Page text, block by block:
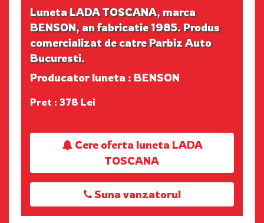
Luneta LADA TOSCANA, marca
BENSON, an fabricatie 1985. Produs
comercializat de catre Parbiz Auto
Bucuresti.
Producator luneta : BENSON
Pret : 378 Lei
Cere oferta luneta LADA
TOSCANA
Suna vanzatorul